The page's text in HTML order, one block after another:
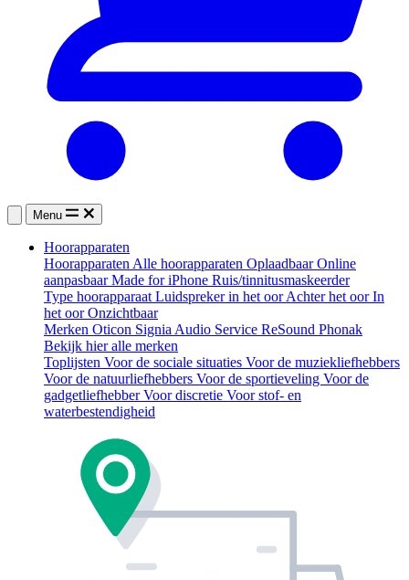
Menu
Hoorapparaten
Hoorapparaten Alle hoorapparaten OplaadbaarOnline
aanpasbaarMade for iPhone Ruis/tinnitusmaskeerder
Type hoorapparaat Luidspreker in het oorAchter het oorIn
het oorOnzichtbaar
Merken Oticon Signia Audio Service ReSound Phonak
Bekijk hier alle merken
Toplijsten Voor de sociale situaties Voor de muziekliefhebbers
Voor de natuurliefhebbers Voor de sportieveling Voor de
gadgetliefhebberVoor discretie Voor stof- en
waterbestendigheid